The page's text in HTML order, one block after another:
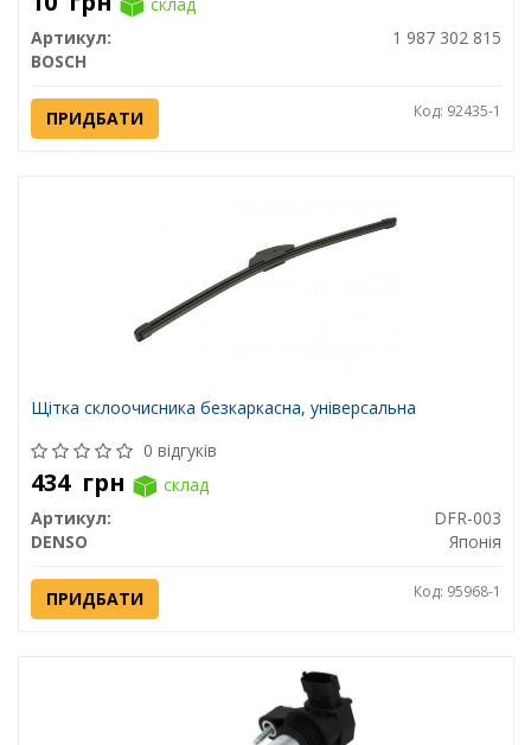
Артикул:
1 987 302 815
BOSCH
ПРИДБАТИ Код: 92435-1
Щітка склоочисника безкаркасна, універсальна
0 відгуків
434 грн
склад
Артикул:
DFR-003
DENSO
Японія
ПРИДБАТИ Код: 95968-1